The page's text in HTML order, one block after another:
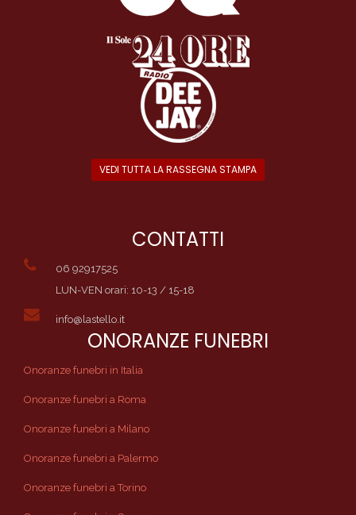
VEDI TUTTA LA RASSEGNA STAMPA
CONTATTI
06 92917525
LUN-VEN orari: 10-13 / 15-18
info@lastello.it
ONORANZE FUNEBRI
Onoranze funebri in Italia
Onoranze funebri a Roma
Onoranze funebri a Milano
Onoranze funebri a Palermo
Onoranze funebri a Torino